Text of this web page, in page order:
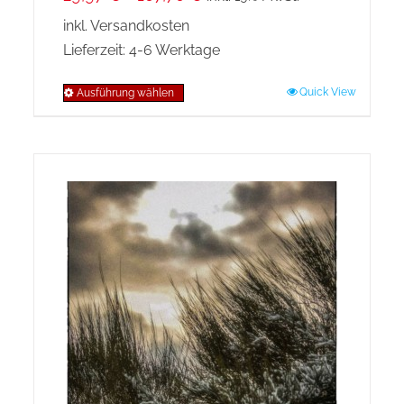
inkl. Versandkosten
Lieferzeit:4-6 Werktage
Ausführung wählen
mehrere
Varianten
auf.
Die
Optionen
können
auf
der
Produktseite
Quick View